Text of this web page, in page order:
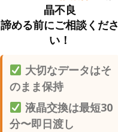
晶不良
諦める前にご相談くださ
い！
大切なデータはそ
のまま保持
液晶交換は最短30
分〜即日渡し